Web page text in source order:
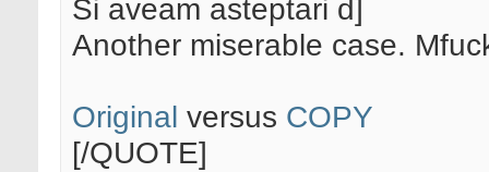
Si aveam asteptari d]
Another miserable case.
Original versus COPY
[/QUOTE]